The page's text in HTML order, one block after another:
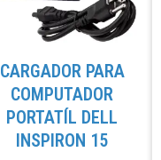
CARGADOR PARA
COMPUTADOR
PORTATÍL DELL
INSPIRON 15